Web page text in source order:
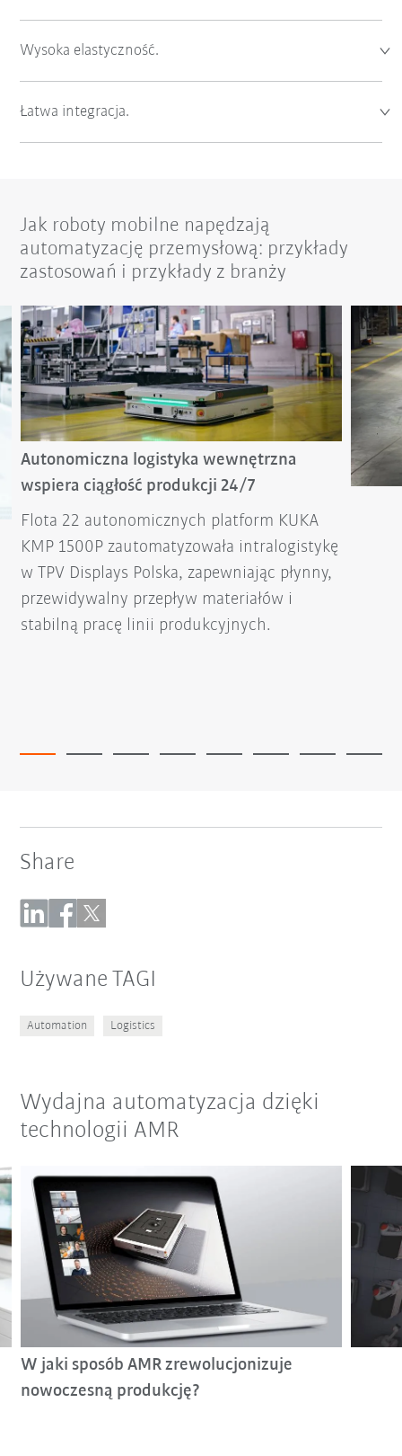
Wysoka elastyczność.
Łatwa integracja.
Jak roboty mobilne napędzają
automatyzację przemysłową: przykłady
zastosowań i przykłady z branży
Autonomiczna logistyka wewnętrzna
wspiera ciągłość produkcji 24/7
Flota 22 autonomicznych platform KUKA
KMP 1500P zautomatyzowała intralogistykę
w TPV Displays Polska, zapewniając płynny,
przewidywalny przepływ materiałów i
stabilną pracę linii produkcyjnych.
Share
Używane TAGI
Automation Logistics
Wydajna automatyzacja dzięki
technologii AMR
W jaki sposób AMR zrewolucjonizuje
nowoczesną produkcję?